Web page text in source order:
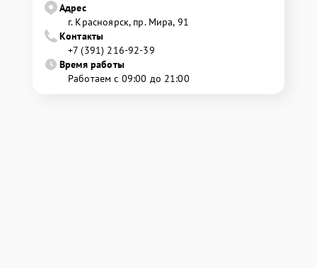
Адрес
г. Красноярск, ​пр. Мира, 91
Контакты
+7 (391) 216-92-39
Время работы
Работаем с 09:00 до 21:00